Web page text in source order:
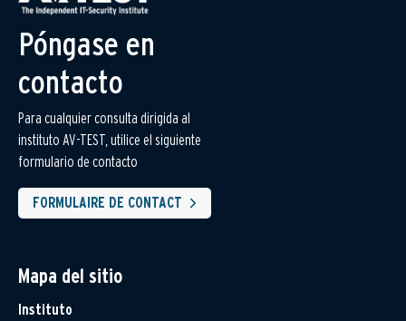
Póngase en
contacto
Para cualquier consulta dirigida al
instituto AV-TEST, utilice el siguiente
formulario de contacto
FORMULAIRE DE CONTACT
Mapa del sitio
Instituto